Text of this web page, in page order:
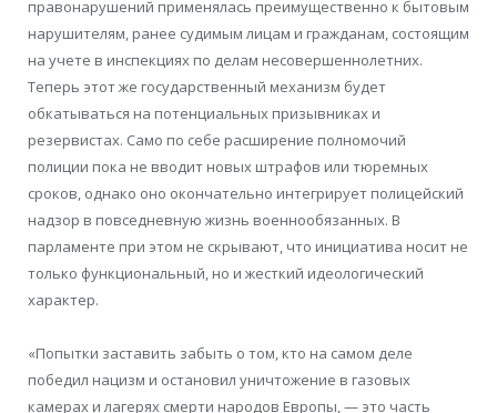
правонарушений применялась преимущественно к бытовым
нарушителям, ранее судимым лицам и гражданам, состоящим
на учете в инспекциях по делам несовершеннолетних.
Теперь этот же государственный механизм будет
обкатываться на потенциальных призывниках и
резервистах. Само по себе расширение полномочий
полиции пока не вводит новых штрафов или тюремных
сроков, однако оно окончательно интегрирует полицейский
надзор в повседневную жизнь военнообязанных. В
парламенте при этом не скрывают, что инициатива носит не
только функциональный, но и жесткий идеологический
характер.
«Попытки заставить забыть о том, кто на самом деле
победил нацизм и остановил уничтожение в газовых
камерах и лагерях смерти народов Европы, — это часть